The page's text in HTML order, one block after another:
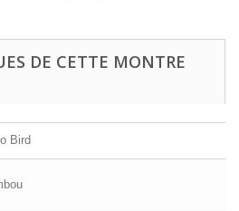
DE CETTE MONTRE
Bird